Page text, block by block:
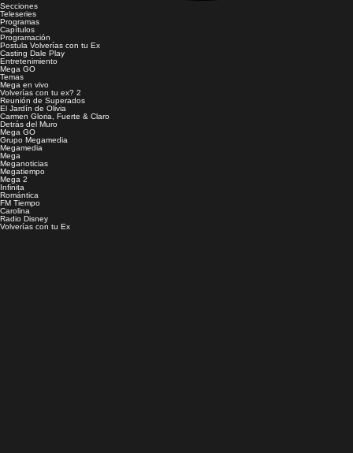
Secciones
Teleseries
Programas
Capítulos
Programación
Postula Volverías con tu Ex
Casting Dale Play
Entretenimiento
Mega GO
Temas
Mega en vivo
Volverías con tu ex? 2
Reunión de Superados
El Jardín de Olivia
Carmen Gloria, Fuerte & Claro
Detrás del Muro
Mega GO
Grupo Megamedia
Megamedia
Mega
Meganoticias
Megatiempo
Mega 2
Infinita
Romántica
FM Tiempo
Carolina
Radio Disney
Volverías con tu Ex